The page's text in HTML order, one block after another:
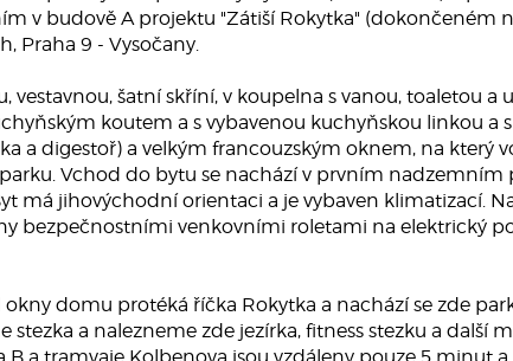
v budově A projektu "Zátiší Rokytka" (dokončeném
Praha 9 - Vysočany.
vestavnou, šatní skříní, v koupelna s vanou, toaletou
koutem a s vybavenou kuchyňskou linkou a
a digestoř) a velkým francouzským oknem, na který
Vchod do bytu se nachází v prvním nadzemním
má jihovýchodní orientaci a je vybaven klimatizací.
bezpečnostními venkovními roletami na elektrický
domu protéká říčka Rokytka a nachází se zde
a nalezneme zde jezírka, fitness stezku a další